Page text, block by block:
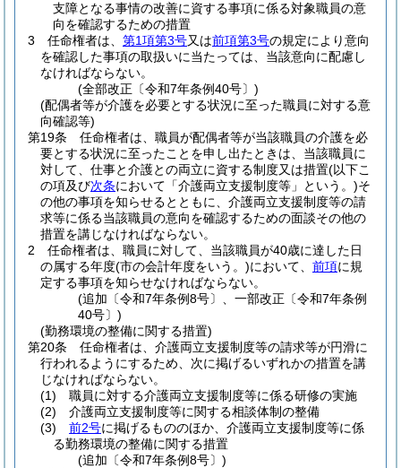
支障となる事情の改善に資する事項に係る対象職員の意
向を確認するための措置
3
任命権者は、 第1項第3号又は前項第3号の規定により意向
を確認した事項の取扱いに当たっては、当該意向に配慮し
なければならない。
(全部改正〔令和7年条例40号〕)
(配偶者等が介護を必要とする状況に至った職員に対する意
向確認等)
第19条
任命権者は、職員が配偶者等が当該職員の介護を必
要とする状況に至ったことを申し出たときは、当該職員に
対して、仕事と介護との両立に資する制度又は措置(以下こ
の項及び次条において「介護両立支援制度等」という。)そ
の他の事項を知らせるとともに、介護両立支援制度等の請
求等に係る当該職員の意向を確認するための面談その他の
措置を講じなければならない。
2
任命権者は、職員に対して、当該職員が40歳に達した日
の属する年度(市の会計年度をいう。)において、 前項に規
定する事項を知らせなければならない。
(追加〔令和7年条例8号〕、一部改正〔令和7年条例
40号〕)
(勤務環境の整備に関する措置)
第20条
任命権者は、介護両立支援制度等の請求等が円滑に
行われるようにするため、次に掲げるいずれかの措置を講
じなければならない。
(1)
職員に対する介護両立支援制度等に係る研修の実施
(2)
介護両立支援制度等に関する相談体制の整備
(3)
前2号に掲げるもののほか、介護両立支援制度等に係
る勤務環境の整備に関する措置
(追加〔令和7年条例8号〕)